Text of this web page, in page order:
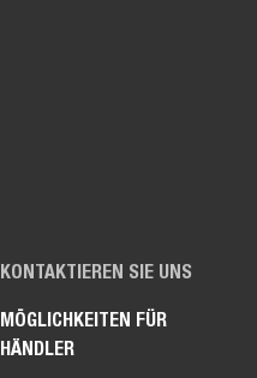
KONTAKTIEREN SIE UNS
MÖGLICHKEITEN FÜR
HÄNDLER